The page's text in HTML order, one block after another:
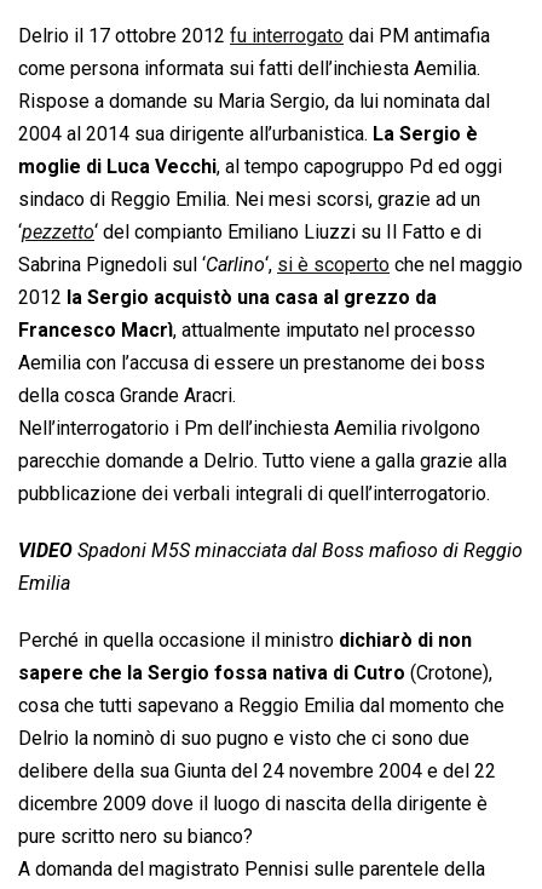
Delrio il 17 ottobre 2012 fu interrogato dai PM antimafia
come persona informata sui fatti dell’inchiesta Aemilia.
Rispose a domande su Maria Sergio, da lui nominata dal
2004 al 2014 sua dirigente all’urbanistica. La Sergio è
moglie di Luca Vecchi, al tempo capogruppo Pd ed oggi
sindaco di Reggio Emilia. Nei mesi scorsi, grazie ad un
‘pezzetto‘ del compianto Emiliano Liuzzi su Il Fatto e di
Sabrina Pignedoli sul ‘Carlino‘, si è scoperto che nel maggio
2012 la Sergio acquistò una casa al grezzo da
Francesco Macrì, attualmente imputato nel processo
Aemilia con l’accusa di essere un prestanome dei boss
della cosca Grande Aracri.
Nell’interrogatorio i Pm dell’inchiesta Aemilia rivolgono
parecchie domande a Delrio. Tutto viene a galla grazie alla
pubblicazione dei verbali integrali di quell’interrogatorio.
VIDEO Spadoni M5S minacciata dal Boss mafioso di Reggio
Emilia
Perché in quella occasione il ministro dichiarò di non
sapere che la Sergio fossa nativa di Cutro (Crotone),
cosa che tutti sapevano a Reggio Emilia dal momento che
Delrio la nominò di suo pugno e visto che ci sono due
delibere della sua Giunta del 24 novembre 2004 e del 22
dicembre 2009 dove il luogo di nascita della dirigente è
pure scritto nero su bianco?
A domanda del magistrato Pennisi sulle parentele della